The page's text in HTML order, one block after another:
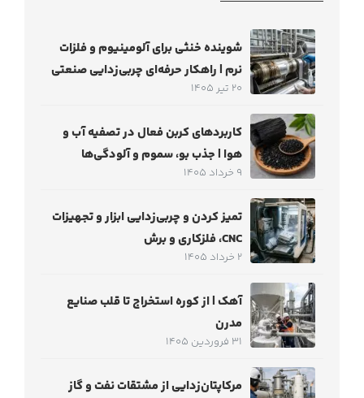
شوینده خنثی برای آلومینیوم و فلزات
نرم | راهکار حرفه‌ای چربی‌زدایی صنعتی
20 تیر 1405
کاربردهای کربن فعال در تصفیه آب و
هوا | جذب بو، سموم و آلودگی‌ها
9 خرداد 1405
تمیز کردن و چربی‌زدایی ابزار و تجهیزات
CNC، فلزکاری و برش
2 خرداد 1405
آهک | از کوره استخراج تا قلب صنایع
مدرن
31 فروردین 1405
مرکاپتان‌زدایی از مشتقات نفت و گاز